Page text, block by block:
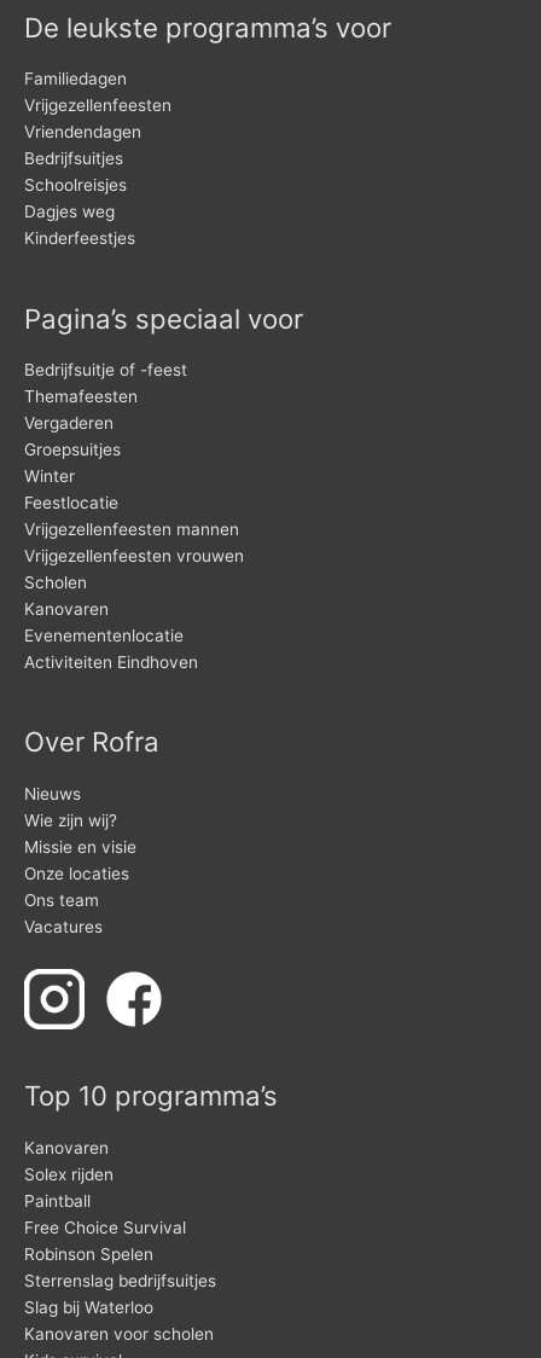
De leukste programma’s voor
Familiedagen
Vrijgezellenfeesten
Vriendendagen
Bedrijfsuitjes
Schoolreisjes
Dagjes weg
Kinderfeestjes
Pagina’s speciaal voor
Bedrijfsuitje of -feest
Themafeesten
Vergaderen
Groepsuitjes
Winter
Feestlocatie
Vrijgezellenfeesten mannen
Vrijgezellenfeesten vrouwen
Scholen
Kanovaren
Evenementenlocatie
Activiteiten Eindhoven
Over Rofra
Nieuws
Wie zijn wij?
Missie en visie
Onze locaties
Ons team
Vacatures
Top 10 programma’s
Kanovaren
Solex rijden
Paintball
Free Choice Survival
Robinson Spelen
Sterrenslag bedrijfsuitjes
Slag bij Waterloo
Kanovaren voor scholen